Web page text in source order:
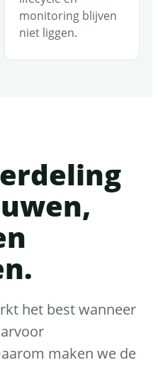
monitoring blijven
niet liggen.
het best wanneer
maken we de